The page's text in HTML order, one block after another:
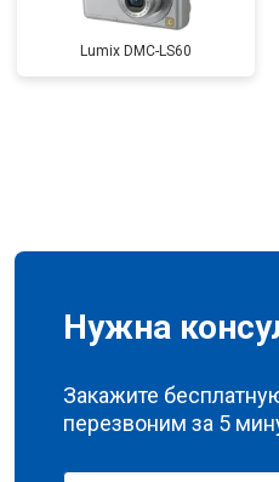
Lumix DMC-LS60
Нужна
Закажите
перезвоним за 5